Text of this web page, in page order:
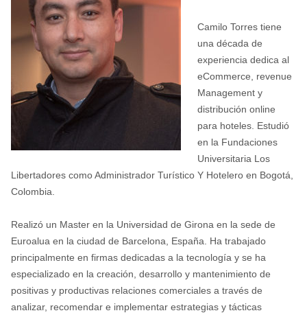
Camilo Torres tiene
una década de
experiencia dedica al
eCommerce, revenue
Management y
distribución online
para hoteles. Estudió
en la Fundaciones
Universitaria Los
Libertadores como Administrador Turístico Y Hotelero en Bogotá,
Colombia.
Realizó un Master en la Universidad de Girona en la sede de
Euroalua en la ciudad de Barcelona, España. Ha trabajado
principalmente en firmas dedicadas a la tecnología y se ha
especializado en la creación, desarrollo y mantenimiento de
positivas y productivas relaciones comerciales a través de
analizar, recomendar e implementar estrategias y tácticas